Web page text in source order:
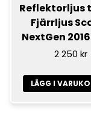
Reflektorljus
Fjärrljus
NextGen
2 250 kr
LÄGG I